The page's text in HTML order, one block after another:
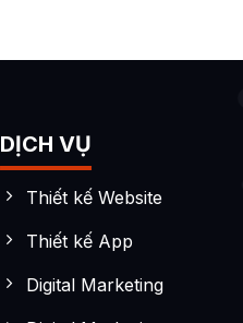
DỊCH VỤ
Thiết kế Website
Thiết kế App
Digital Marketing